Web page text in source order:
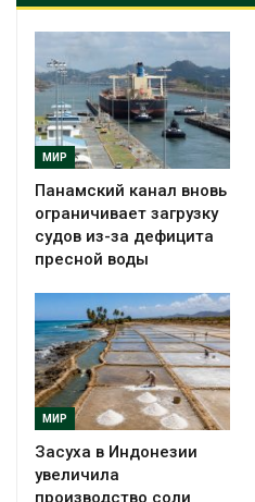
МИР
Панамский канал вновь
ограничивает загрузку
судов из-за дефицита
пресной воды
МИР
Засуха в Индонезии
увеличила
производство соли